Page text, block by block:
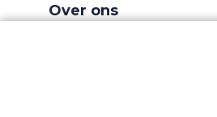
Over ons